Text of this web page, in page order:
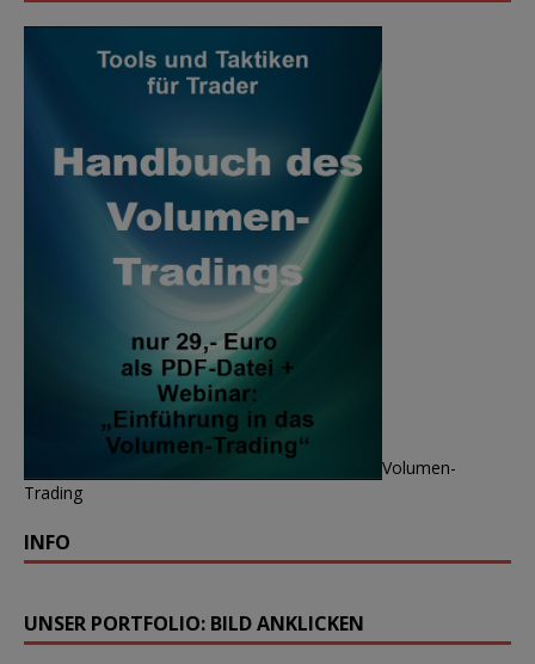
Volumen-
Trading
INFO
UNSER PORTFOLIO: BILD ANKLICKEN